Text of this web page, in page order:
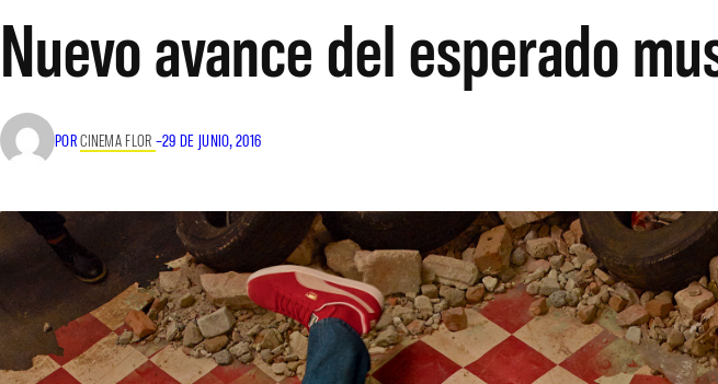
Nuevo avance del esperado
PORCINEMA FLOR –29 DE JUNIO, 2016